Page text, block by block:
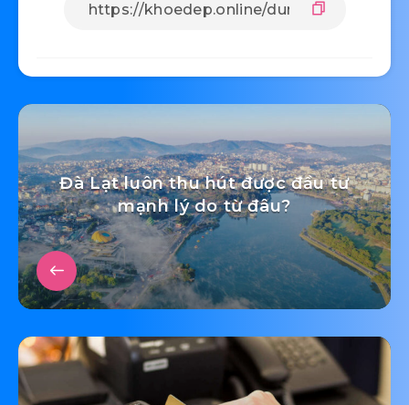
Đà Lạt luôn thu hút được đầu tư
mạnh lý do từ đâu?